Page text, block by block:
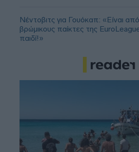
Νέντοβιτς για Γουόκαπ: «Είναι
βρώμικους παίκτες της
παιδί!»